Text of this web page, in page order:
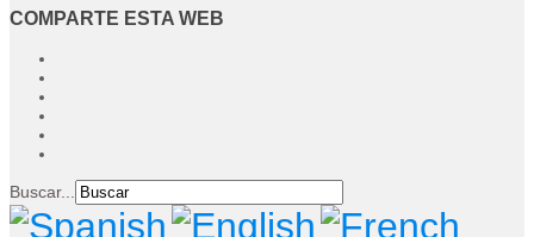
COMPARTE ESTA WEB
Buscar...